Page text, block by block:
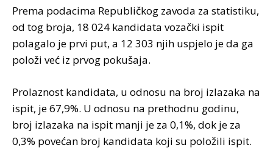
Prema podacima Republičkog zavoda za statistiku,
od tog broja, 18 024 kandidata vozački ispit
polagalo je prvi put, a 12 303 njih uspjelo je da ga
položi već iz prvog pokušaja.
Prolaznost kandidata, u odnosu na broj izlazaka na
ispit, je 67,9%. U odnosu na prethodnu godinu,
broj izlazaka na ispit manji je za 0,1%, dok je za
0,3% povećan broj kandidata koji su položili ispit.